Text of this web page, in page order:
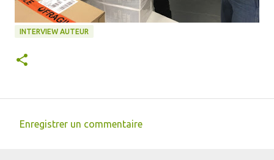
INTERVIEW AUTEUR
Enregistrer un commentaire